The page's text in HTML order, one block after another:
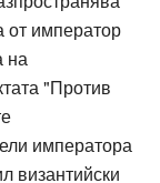
от император
на
"Против
императора
византийски